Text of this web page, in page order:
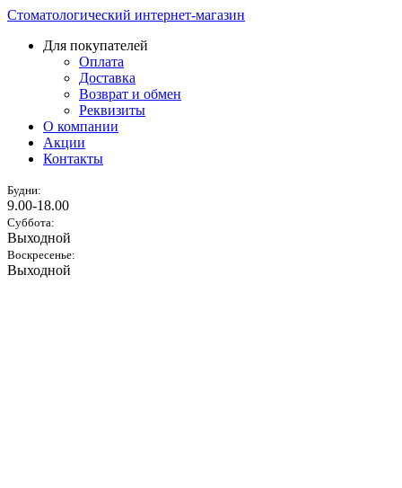
Стоматологический интернет-магазин
Для покупателей
Оплата
Доставка
Возврат и обмен
Реквизиты
О компании
Акции
Контакты
Будни:
9.00-18.00
Суббота:
Выходной
Воскресенье:
Выходной